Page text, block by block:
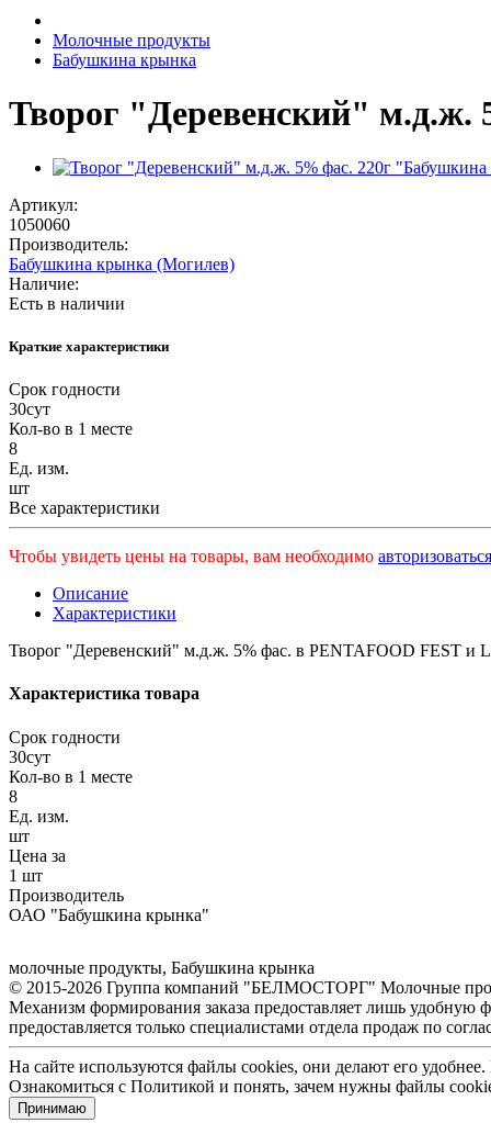
Молочные продукты
Бабушкина крынка
Творог "Деревенский"
Артикул:
1050060
Производитель:
Бабушкина крынка (Могилев)
Наличие:
Есть в наличии
Краткие характеристики
Срок годности
30сут
Кол-во в 1 месте
8
Ед. изм.
шт
Все характеристики
Чтобы увидеть цены на товары, вам необходимо
Описание
Характеристики
Творог "Деревенский" м.д.ж. 5% фас. в PENTAFOOD FEST и
Характеристика товара
Срок годности
30сут
Кол-во в 1 месте
8
Ед. изм.
шт
Цена за
1 шт
Производитель
ОАО "Бабушкина крынка"
молочные продукты, Бабушкина крынка
© 2015-2026 Группа компаний "БЕЛМОСТОРГ" Молочные
Механизм формирования заказа предоставляет лишь удобную
предоставляется только специалистами отдела продаж по
На сайте используются файлы cookies, они делают его
Ознакомиться с Политикой и понять, зачем нужны файлы
Принимаю